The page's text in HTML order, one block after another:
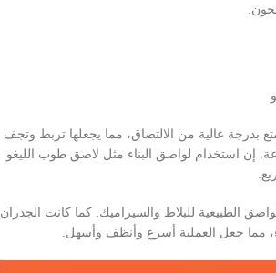
بدرجة عالية من الالتصاق، مما يجعلها تربط وتجف
تصل عادةً إلى قوتها الأولية خلال 15 دقيقة، وتحقق قوتها النهائية بعد 24 ساعة. إن استخدام لواصق البناء مثل لاصق طوب الليغو
الطبيعية للبلاط والسيراميك. كما كانت الجدران
مما جعل العملية أسرع وأنظف وأسهل.